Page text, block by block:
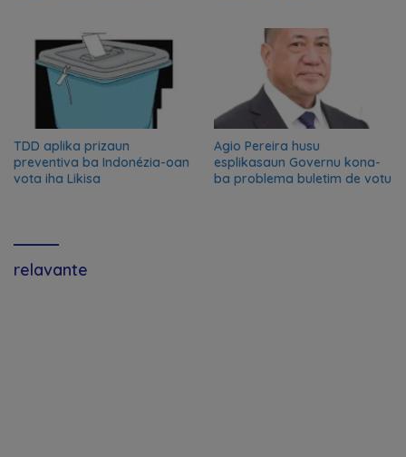
TDD aplika prizaun
preventiva ba Indonézia-oan
vota iha Likisa
Agio Pereira husu
esplikasaun Governu kona-
ba problema buletim de votu
relavante